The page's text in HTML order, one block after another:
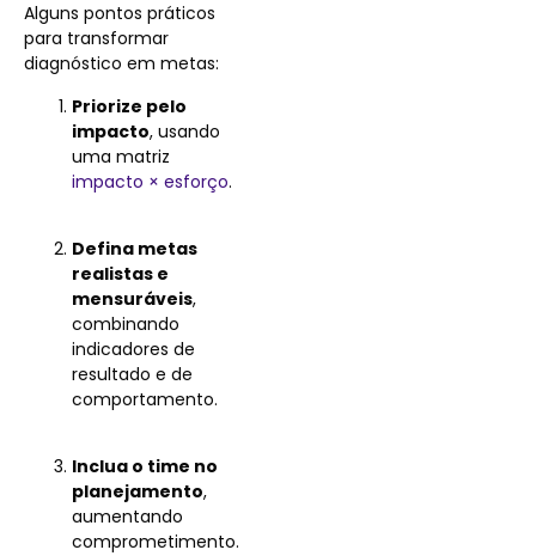
Alguns pontos práticos
para transformar
diagnóstico em metas:
Priorize pelo
impacto, usando
uma matriz
impacto × esforço.
Defina metas
realistas e
mensuráveis,
combinando
indicadores de
resultado e de
comportamento.
Inclua o time no
planejamento,
aumentando
comprometimento.